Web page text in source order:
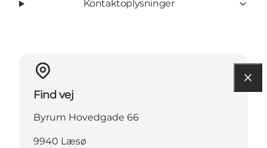
Kontaktoplysninger
Find vej
Byrum Hovedgade 66
9940 Læsø